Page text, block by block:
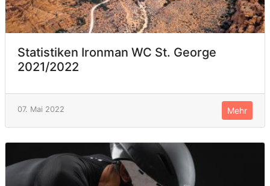
Statistiken Ironman WC St. George
2021/2022
07. Mai 2022 Mehr